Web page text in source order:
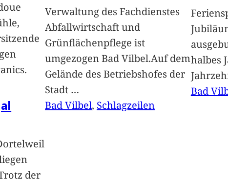
der
Verwaltung des Fachdienstes
Abfallwirtschaft und
Grünflächenpflege ist
umgezogen Bad Vilbel.Auf dem
Gelände des Betriebshofes der
Stadt …
Bad Vilbel, Schlagzeilen
halbes
Bad